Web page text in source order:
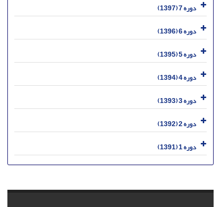
دوره 7 (1397)
دوره 6 (1396)
دوره 5 (1395)
دوره 4 (1394)
دوره 3 (1393)
دوره 2 (1392)
دوره 1 (1391)